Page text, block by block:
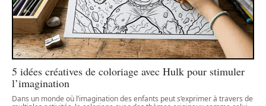
5 idées créatives de coloriage avec Hulk pour stimuler
l’imagination
Dans un monde où l’imagination des enfants peut s’exprimer à travers de